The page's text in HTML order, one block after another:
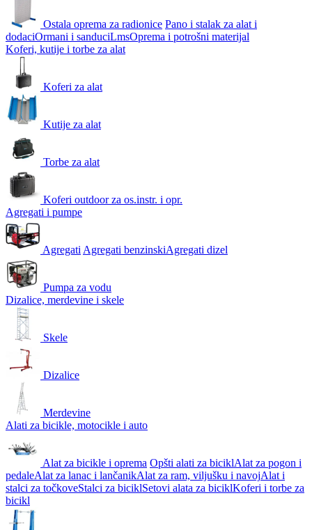
Ostala oprema za radionice Pano i stalak za alat i
dodaciOrmani i sanduciLmsOprema i potrošni materijal
Koferi, kutije i torbe za alat
Koferi za alat
Kutije za alat
Torbe za alat
Koferi outdoor za os.instr. i opr.
Agregati i pumpe
Agregati Agregati benzinskiAgregati dizel
Pumpa za vodu
Dizalice, merdevine i skele
Skele
Dizalice
Merdevine
Alati za bicikle, motocikle i auto
Alat za bicikle i oprema Opšti alati za biciklAlat za pogon i
pedaleAlat za lanac i lančanikAlat za ram, viljušku i navojAlat i
stalci za točkoveStalci za biciklSetovi alata za biciklKoferi i torbe za
bicikl